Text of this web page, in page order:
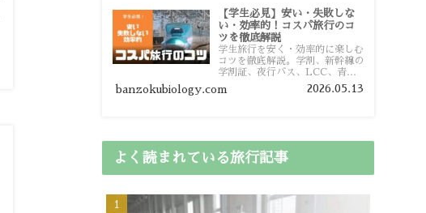
【学生必見】安い・失敗しな
い・効率的！コスパ旅行のコ
ツを徹底解説
学生旅行を安く・効率的に楽しむ
コツを徹底解説。学割、新幹線の
学割証、夜行バス、LCC、青春
18きっぷ、レンタカー割り勘な
ど、学生向けの節約旅行術を詳し
banzokubiology.com 2026.05.13
よく読まれている旅行記事